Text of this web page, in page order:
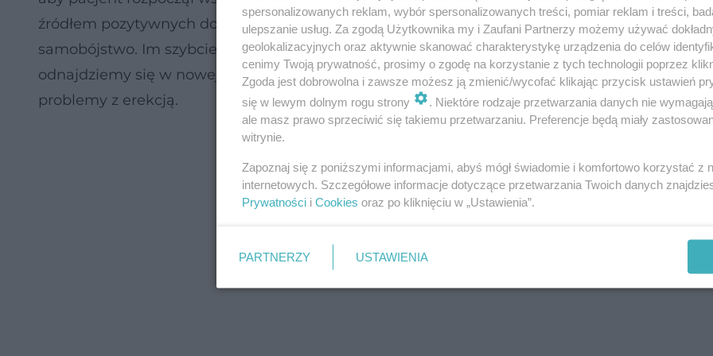
źródłem pozytywnych doznań i energii, a nie bombą z opóźnionym zapłonem czy sposobem
samobójstwo. Im szybciej wrócimy do tej przyjemności (zgodnie z zaleceniami lekarza!), tym
odnajdziemy się w nowej sytuacji. Może bowiem okazać się, że w przerwie pojawiły się
problemy z erekcją.
spersonalizowanych reklam, wybór spersonalizowanych treści, pomiar reklam i treści,
ulepszanie usług. Za zgodą Użytkownika my i Zaufani Partnerzy możemy używać
geolokalizacyjnych oraz aktywnie skanować charakterystykę urządzenia do celów
cenimy Twoją prywatność, prosimy o zgodę na korzystanie z tych technologii poprzez
Zgoda jest dobrowolna i zawsze możesz ją zmienić/wycofać klikając przycisk ustawień
się w lewym dolnym rogu strony
. Niektóre rodzaje przetwarzania danych nie
ale masz prawo sprzeciwić się takiemu przetwarzaniu. Preferencje będą miały
witrynie.
Zapoznaj się z poniższymi informacjami, abyś mógł świadomie i komfortowo korzystać z
internetowych. Szczegółowe informacje dotyczące przetwarzania Twoich danych
Prywatności i Cookies oraz po kliknięciu w „Ustawienia”.
PARTNERZY USTAWIENIA